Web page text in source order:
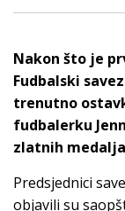
Nakon što je
Fudbalski
trenutno
fudbalerku
zlatnih
Predsjednici
objavili su